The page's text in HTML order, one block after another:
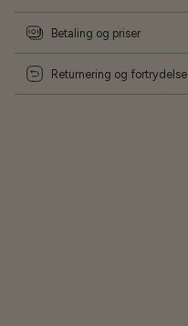
Betaling og priser
Returnering og fortrydelse